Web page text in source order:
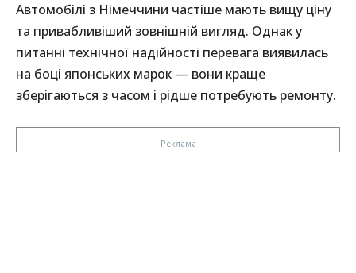
Автомобілі з Німеччини частіше мають вищу ціну
та привабливіший зовнішній вигляд. Однак у
питанні технічної надійності перевага виявилась
на боці японських марок — вони краще
зберігаються з часом і рідше потребують ремонту.